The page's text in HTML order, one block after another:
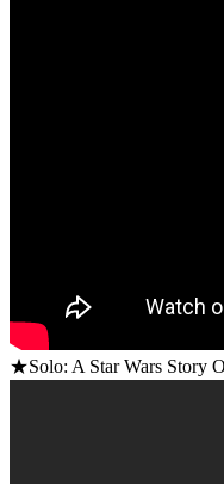
★Solo: A Star Wars Story